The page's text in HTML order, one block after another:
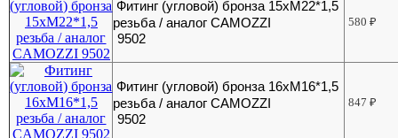
Фитинг (угловой) бронза 15хМ22*1,5
резьба / аналог CAMOZZI
9502
580₽
Фитинг (угловой) бронза 16хМ16*1,5
резьба / аналог CAMOZZI
9502
847₽